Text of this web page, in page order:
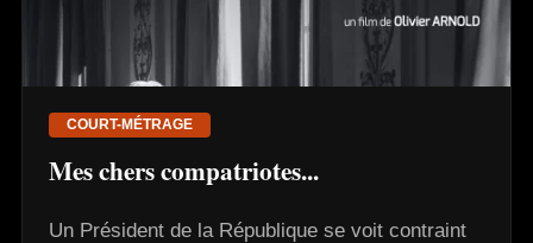
COURT-MÉTRAGE
Mes chers compatriotes...
Un Président de la République se voit contraint